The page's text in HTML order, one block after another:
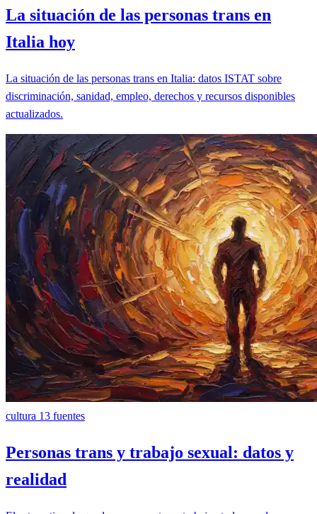
La situación de las personas trans en
Italia hoy
La situación de las personas trans en Italia: datos ISTAT sobre
discriminación, sanidad, empleo, derechos y recursos disponibles
actualizados.
cultura 13 fuentes
Personas trans y trabajo sexual: datos y
realidad